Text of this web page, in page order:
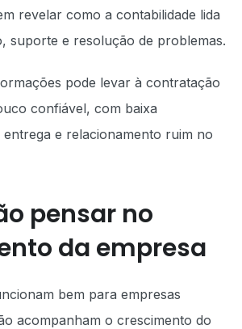
revelar como a contabilidade lida
suporte e resolução de problemas.
pode levar à contratação
confiável, com baixa
entrega e relacionamento ruim no
pensar no
da empresa
bem para empresas
acompanham o crescimento do